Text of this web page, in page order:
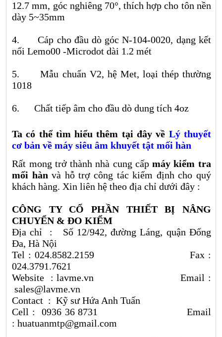
12.7 mm, góc nghiêng 70°, thích hợp cho tôn nền
dày 5~35mm
4. Cáp cho đầu dò góc N-104-0020, dạng kết
nối Lemo00 -Microdot dài 1.2 mét
5. Mẫu chuẩn V2, hệ Met, loại thép thường
1018
6. Chất tiếp âm cho đầu dò dung tích 4oz
Ta có thể tìm hiểu thêm tại đây về Lý thuyết
cơ bản về máy siêu âm khuyết tật mối hàn
Rất mong trở thành nhà cung cấpmáy kiểm tra
mối hànvà hỗ trợ công tác kiểm định cho quý
khách hàng. Xin liên hệ theo địa chỉ dưới đây :
CÔNG TY CỔ PHẦN THIẾT BỊ NÂNG
CHUYỂN & ĐO KIỂM
Địa chỉ : Số 12/942, đường Láng, quận Đống
Đa, Hà Nội
Tel : 024.8582.2159 Fax :
024.3791.7621
Website :lavme.vn Email :
sales@lavme.vn
Contact : Kỹ sư Hứa Anh Tuấn
Cell : 0936 36 8731 Email
: huatuanmtp@gmail.com